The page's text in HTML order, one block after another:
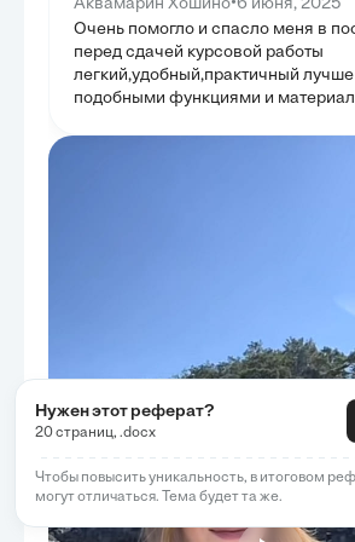
Аквамарин Хошино 6 июня, 2025
Очень помогло и спасло меня в
перед сдачей курсовой работы
легкий,удобный,практичный лучше
подобными функциями и
Нужен этот реферат?
20 страниц, .docx
Чтобы повысить уникальность, в итоговом
могут отличаться. Тема будет та же.